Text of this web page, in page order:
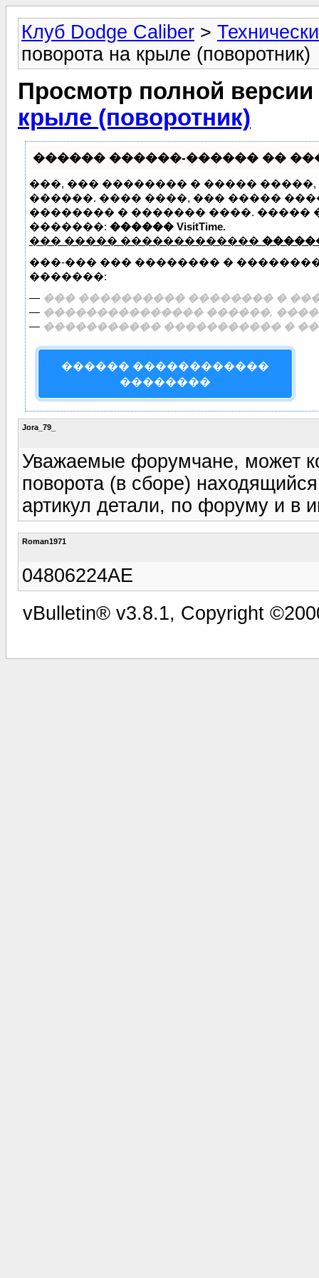
Клуб Dodge Caliber >
поворота на крыле (поворотник)
Просмотр полной
крыле (поворотник)
������ ������-������ ��
���, ��� �������� � �����
������. ���� ����, ��� �����
�������� � ������� ����.
�������: ������ VisitTime.
��� ����� �������������
���-��� ��� �������� �
�������:
— ��� ���������� �������� �
— ��������������� ������,
— ����������� ����������� �
������ ������������
��������
Jora_79_
Уважаемые форумчане, может
поворота (в сборе)
артикул детали, по форуму и в
Roman1971
04806224AE
vBulletin® v3.8.1, Copyright